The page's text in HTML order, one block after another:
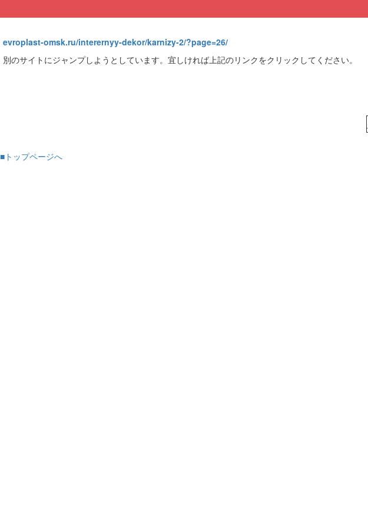
evroplast-omsk.ru/interernyy-dekor/karnizy-2/?page=26/
別のサイトにジャンプしようとしています。宜しければ上記のリンクをクリックしてください。
■トップページへ